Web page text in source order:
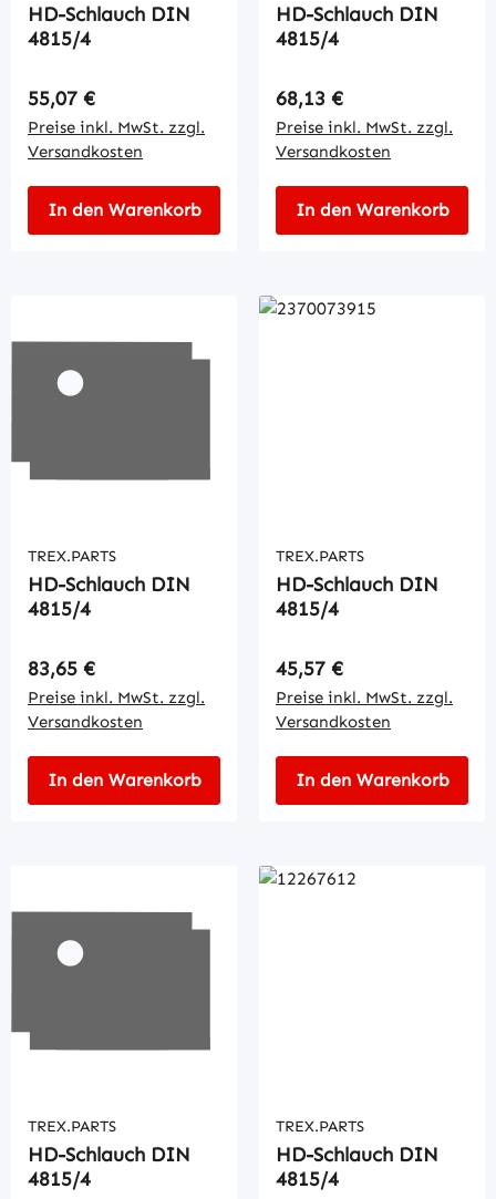
HD-Schlauch DIN
4815/4
Regulärer Preis:
55,07 €
Preise inkl. MwSt. zzgl.
Versandkosten
In den Warenkorb
HD-Schlauch DIN
4815/4
Regulärer Preis:
68,13 €
Preise inkl. MwSt. zzgl.
Versandkosten
In den Warenkorb
TREX.PARTS
HD-Schlauch DIN
4815/4
Regulärer Preis:
83,65 €
Preise inkl. MwSt. zzgl.
Versandkosten
In den Warenkorb
TREX.PARTS
HD-Schlauch DIN
4815/4
Regulärer Preis:
45,57 €
Preise inkl. MwSt. zzgl.
Versandkosten
In den Warenkorb
TREX.PARTS
HD-Schlauch DIN
4815/4
TREX.PARTS
HD-Schlauch DIN
4815/4